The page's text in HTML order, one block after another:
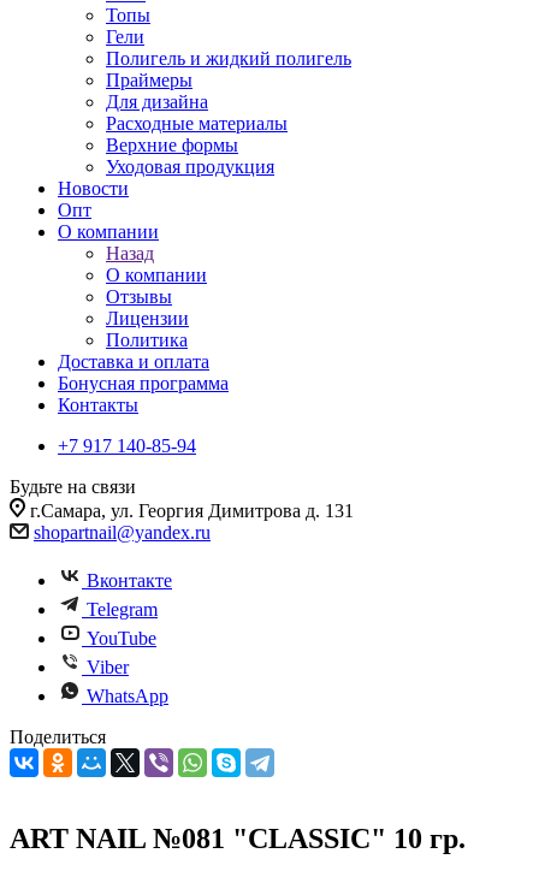
Топы
Гели
Полигель и жидкий полигель
Праймеры
Для дизайна
Расходные материалы
Верхние формы
Уходовая продукция
Новости
Опт
О компании
Назад
О компании
Отзывы
Лицензии
Политика
Доставка и оплата
Бонусная программа
Контакты
+7 917 140-85-94
Будьте на связи
г.Самара, ул. Георгия Димитрова д. 131
shopartnail@yandex.ru
Вконтакте
Telegram
YouTube
Viber
WhatsApp
Поделиться
ART NAIL №081 "CLASSIC" 10 гр.